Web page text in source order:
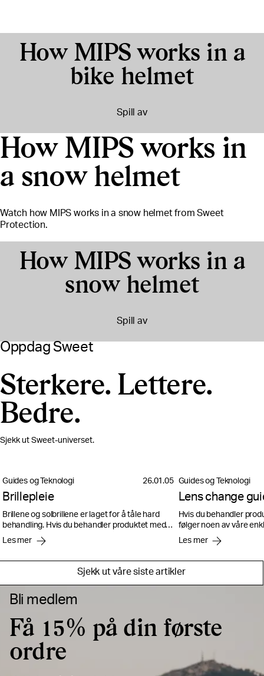
How MIPS works in a
bike helmet
Spill av
How MIPS works in
a snow helmet
Watch how MIPS works in a snow helmet from Sweet
Protection.
How MIPS works in a
snow helmet
Spill av
Oppdag Sweet
Sterkere. Lettere.
Bedre.
Sjekk ut Sweet-universet.
Guides og Teknologi 26.01.05
Brillepleie
Brillene og solbrillene er laget for å tåle hard
behandling. Hvis du behandler produktet med
litt omhu og følger noen av våre enkle tips, vil du
forlenge produktets levetid og sikre at brillene
guiden har vi samlet våre beste tips for
linsepleie, lagring, bruk og linseskifte.
Les mer
Guides og Teknologi
Lens change
Hvis du behandler
følger noen av våre
produktets levetid og
leverer når du trenger
lagring, bruk og
Les mer
Sjekk ut våre siste artikler
Bli medlem
Få 15% på din første
ordre